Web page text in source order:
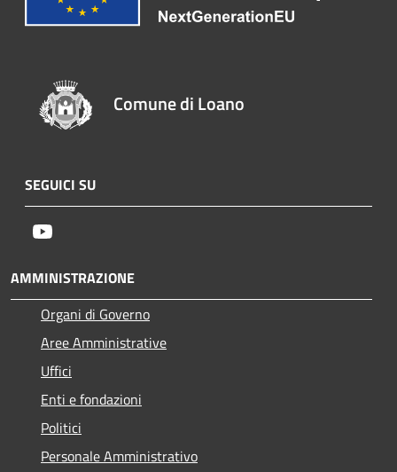
Comune di Loano
SEGUICI SU
AMMINISTRAZIONE
Organi di Governo
Aree Amministrative
Uffici
Enti e fondazioni
Politici
Personale Amministrativo